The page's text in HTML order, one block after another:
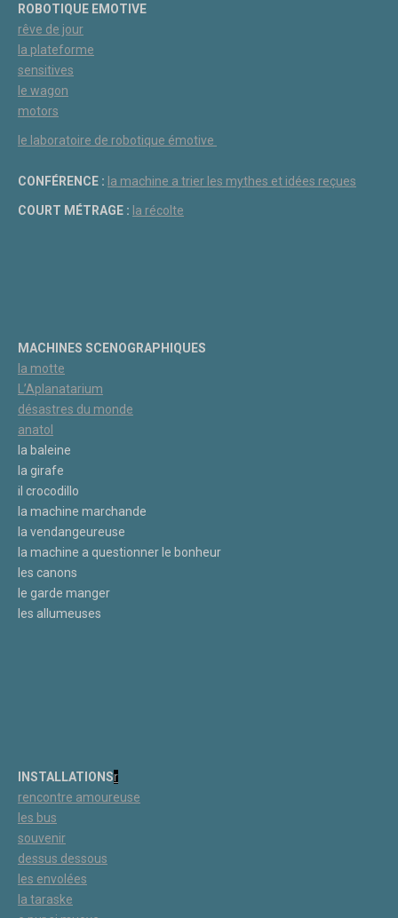
ROBOTIQUE EMOTIVE
rêve de jour
la plateforme
sensitives
le wagon
motors
le laboratoire de robotique émotive
CONFÉRENCE : la machine a trier les mythes et idées reçues
COURT MÉTRAGE : la récolte
MACHINES SCENOGRAPHIQUES
la motte
L’Aplanatarium
désastres du monde
anatol
la baleine
la girafe
il crocodillo
la machine marchande
la vendangeureuse
la machine a questionner le bonheur
les canons
le garde manger
les allumeuses
INSTALLATIONSr
rencontre amoureuse
les bus
souvenir
dessus dessous
les envolées
la taraske